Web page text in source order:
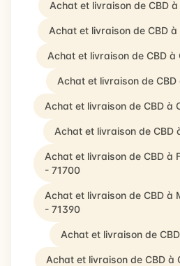
Achat et livraison de CBD
Achat et livraison de CBD
Achat et livraison de CBD à
Achat et livraison de
Achat et livraison de CBD à
Achat et livraison de CBD
Achat et livraison de CBD à
- 71700
Achat et livraison de CBD à
- 71390
Achat et livraison de
Achat et livraison de CBD à